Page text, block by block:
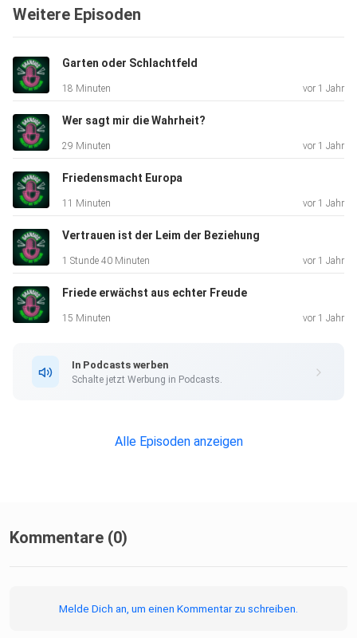
mueller/
Und für mehr grandiose Beiträge, Interviews und Infos
schau
vorbei auf unserer Website unter
https://www.grandios.online!
Weitere Episoden
Garten oder Schlachtfeld
18 Minuten vor 1 Jahr
Wer sagt mir die Wahrheit?
29 Minuten vor 1 Jahr
Friedensmacht Europa
11 Minuten vor 1 Jahr
Vertrauen ist der Leim der Beziehung
1 Stunde 40 Minuten vor 1 Jahr
Friede erwächst aus echter Freude
15 Minuten vor 1 Jahr
In Podcasts werben
Schalte jetzt Werbung in Podcasts.
Alle Episoden anzeigen
Kommentare (0)
Melde Dich an, um einen Kommentar zu schreiben.